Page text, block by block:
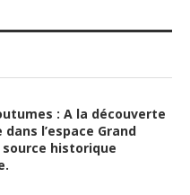
: A la découverte
dans l’espace Grand
source historique